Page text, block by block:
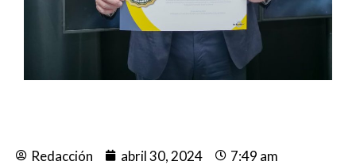
Redacción abril 30, 2024
7:49 am